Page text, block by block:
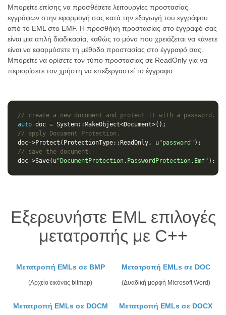
Μπορείτε επίσης να προσθέσετε λειτουργίες προστασίας
εγγράφων στην εφαρμογή σας κατά την εξαγωγή του εγγράφου
από το EML στο EMF. Η προσθήκη προστασίας στο έγγραφό σας
είναι μια απλή διαδικασία, καθώς το μόνο που χρειάζεται να κάνετε
είναι να εφαρμόσετε τη μέθοδο προστασίας στο έγγραφό σας.
Μπορείτε να ορίσετε τον τύπο προστασίας σε ReadOnly για να
περιορίσετε τον χρήστη να επεξεργαστεί το έγγραφο.
// create a new document and protect it with a password.
auto doc = System:: MakeObject<Document>();
// apply Document Protection.
doc->Protect ( ProtectionType:: ReadOnly, u"password" );
// save the document.
doc->Save( u"DocumentProtection.PasswordProtection.Emf" );
Εξερευνήστε EML επιλογές
μετατροπής με C++
Μετατροπή EMLs σε BMP
(Αρχείο εικόνας bitmap)
Μετατροπή EMLs σε DOC
(Δυαδική μορφή Microsoft Word)
Μετατροπή EMLs σε DOCM Μετατροπή EMLs σε DOCX